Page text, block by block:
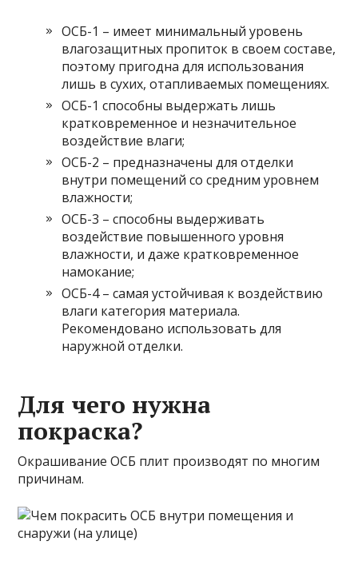
ОСБ-1 – имеет минимальный уровень
влагозащитных пропиток в своем составе,
поэтому пригодна для использования
лишь в сухих, отапливаемых помещениях.
ОСБ-1 способны выдержать лишь
кратковременное и незначительное
воздействие влаги;
ОСБ-2 – предназначены для отделки
внутри помещений со средним уровнем
влажности;
ОСБ-3 – способны выдерживать
воздействие повышенного уровня
влажности, и даже кратковременное
намокание;
ОСБ-4 – самая устойчивая к воздействию
влаги категория материала.
Рекомендовано использовать для
наружной отделки.
Для чего нужна
покраска?
Окрашивание ОСБ плит производят по многим
причинам.